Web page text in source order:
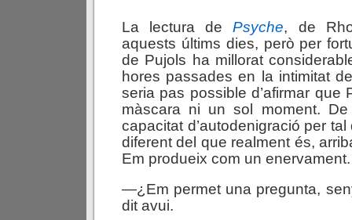
La lectura dePsyche, de
aquests últims dies, però per
de Pujols ha millorat
hores passades en la intimitat
seria pas possible d’afirmar que
màscara ni un sol moment.
capacitat d’autodenigració per
diferent del que realment és,
Em produeix com un enervament.
—¿Em permet una pregunta,
dit avui.